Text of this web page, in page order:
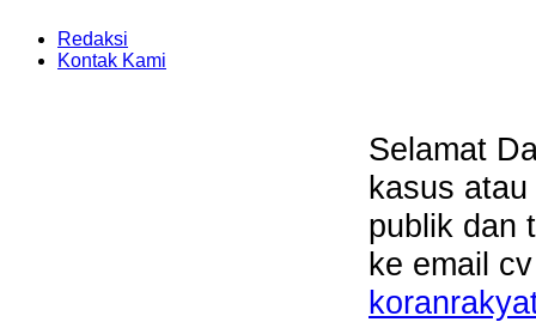
Redaksi
Kontak Kami
Selamat
kasus
publik dan
ke email